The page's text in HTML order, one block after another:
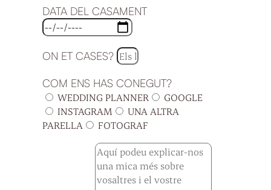
DATA DEL CASAMENT
ON ET CASES?
COM ENS HAS CONEGUT?
WEDDING PLANNER
GOOGLE
INSTAGRAM
UNA ALTRA
PARELLA
FOTOGRAF